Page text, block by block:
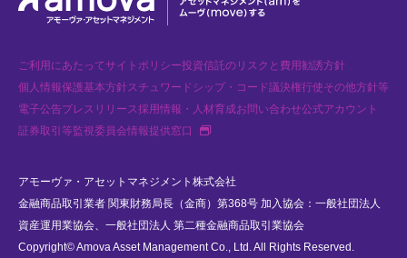
ご利用にあたってサイトポリシー投資信託のリスクと費用勧誘方針
個人情報保護基本方針スチュワードシップ・コード議決権行使その他方針等
電子公告プレスリリース採用情報・人材育成お問い合わせ公式アカウント
証券取引等監視委員会情報提供窓口
新規タブで開く
アモーヴァ・アセットマネジメント株式会社
金融商品取引業者 関東財務局長（金商）第368号 加入協会：一般社団法人
資産運用業協会、一般社団法人 第二種金融商品取引業協会
Copyright© Amova Asset Management Co., Ltd. All Rights Reserved.